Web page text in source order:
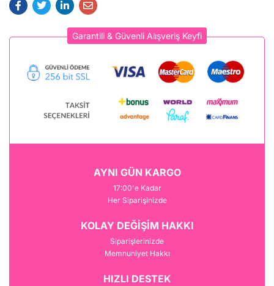
Garantili & Güvenli Alışveriş Keyfi
AYNI GÜN KARGO
17:00'e Kadar
Her Siparişinizde
KOLAY DEĞİŞİM HAKKI
Siparişlerinizde
Memnuniyet Hakkı
HIZLI DESTEK